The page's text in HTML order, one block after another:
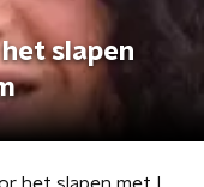
slapen